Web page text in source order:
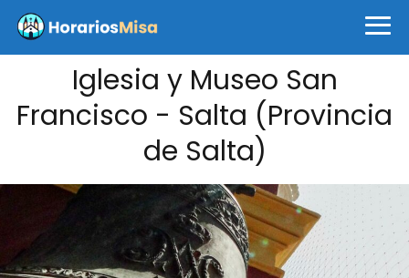
Iglesia y Museo San
Francisco - Salta (Provincia
de Salta)